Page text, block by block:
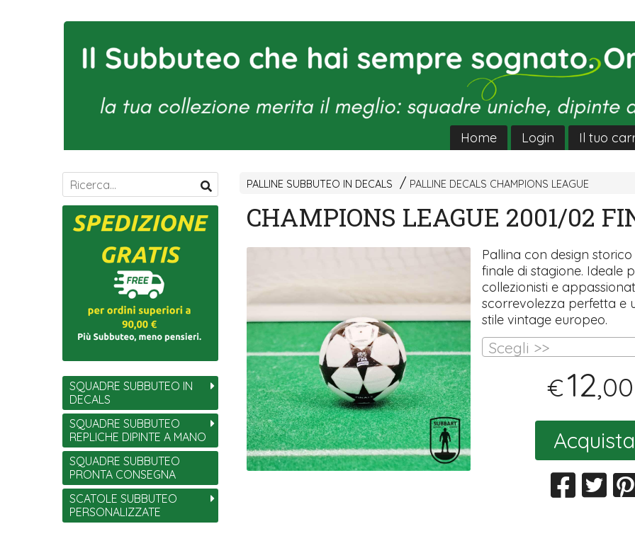
Home Login Il tuo
PALLINE SUBBUTEO IN DECALS PALLINE DECALS CHAMPIONS LEAGUE
CHAMPIONS LEAGUE 2001/02
Pallina con design
finale di stagione. Ideale
collezionisti e
scorrevolezza perfetta e
stile vintage europeo.
Scegli >>
€12,00
Acquista
SQUADRE SUBBUTEO IN
DECALS
SQUADRE SUBBUTEO
REPLICHE DIPINTE A MANO
SQUADRE SUBBUTEO
PRONTA CONSEGNA
SCATOLE SUBBUTEO
PERSONALIZZATE